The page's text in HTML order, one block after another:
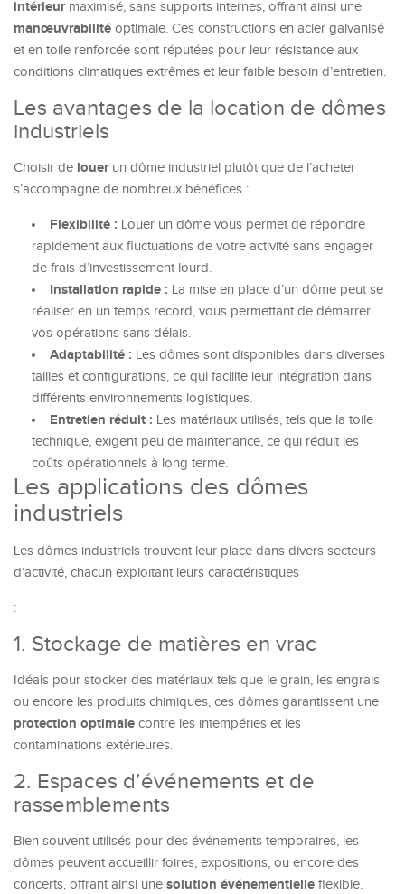
intérieurmaximisé, sans supports internes, offrant ainsi une
manœuvrabilité optimale. Ces constructions en acier galvanisé
et en toile renforcée sont réputées pour leur résistance aux
conditions climatiques extrêmes et leur faible besoin d’entretien.
Les avantages de la location de dômes
industriels
Choisir de louerun dôme industriel plutôt que de l’acheter
s’accompagne de nombreux bénéfices :
Flexibilité : Louer un dôme vous permet de répondre
rapidement aux fluctuations de votre activité sans engager
de frais d’investissement lourd.
Installation rapide : La mise en place d’un dôme peut se
réaliser en un temps record, vous permettant de démarrer
vos opérations sans délais.
Adaptabilité : Les dômes sont disponibles dans diverses
tailles et configurations, ce qui facilite leur intégration dans
différents environnements logistiques.
Entretien réduit : Les matériaux utilisés, tels que la toile
technique, exigent peu de maintenance, ce qui réduit les
coûts opérationnels à long terme.
Les applications des dômes
industriels
Les dômes industriels trouvent leur place dans divers secteurs
d’activité, chacun exploitant leurs caractéristiques
:
1. Stockage de matières en vrac
Idéals pour stocker des matériaux tels que le grain, les engrais
ou encore les produits chimiques, ces dômes garantissent une
protection optimale contre les intempéries et les
contaminations extérieures.
2. Espaces d’événements et de
rassemblements
Bien souvent utilisés pour des événements temporaires, les
dômes peuvent accueillir foires, expositions, ou encore des
concerts, offrant ainsi une solution événementielle flexible.